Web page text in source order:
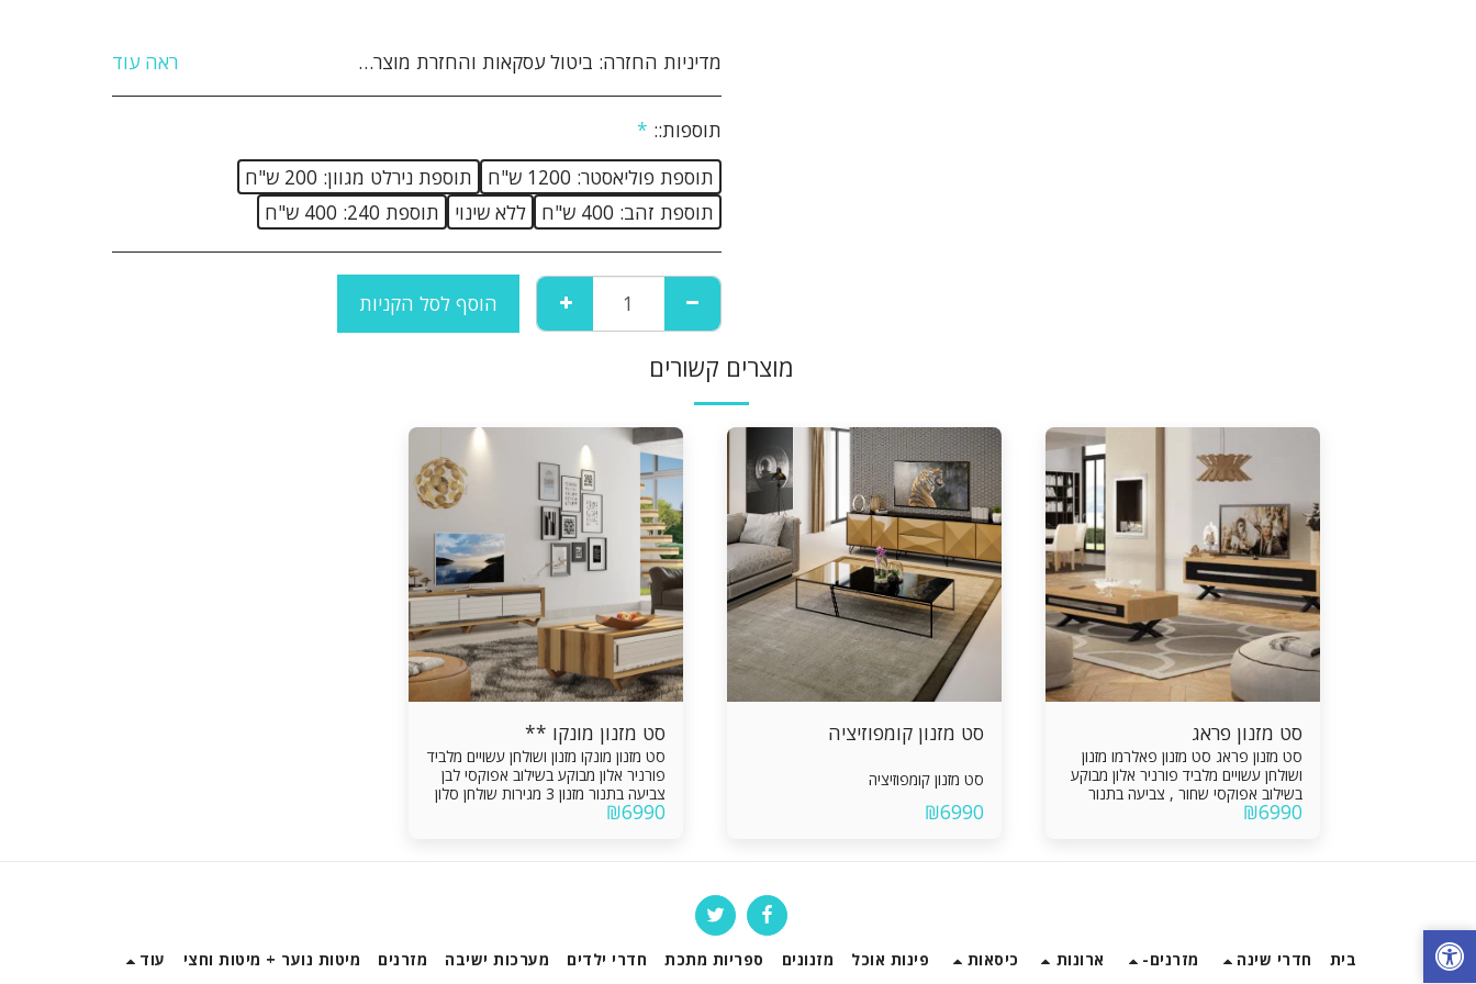
מדיניות החזרה: ביטול עסקאות והחזרת מוצרים: הנהלת האתר עושה מאמצים רבים על מנת להבטיח את מכירתם ואספקתם של המוצרים המוצעים באתר לשביעות רצונו של הלקוח. אם לא תהיה מרוצה מן המוצר מן המוצר שרכשת תוכל לבטל את הרכישה ולהחזיר את המוצר ולקבל זיכוי כספי במחיר ששולם עבורו והוא על פי התנאים שלהלן: 1. ביטול העסקה יבוצע בתוך 14 יום שבו הלקוח קיבל את המוצר. 2. ביטול העסקה יעשה באמצעות הודעה בכתב אל הנהלת האתר באמצעות דואר רשום, פקסימיליה או דואר אלקטרוני ואשר אושרו על ידי הנהלת האתר. 3 המוצר יוחזר באריזתו המקורית, כשעדיין לא נעשה בו שימוש כלשהו וכשהוא שלם וללא פגיעה ו/או נזק ו/או פגם מכל סוג שהוא. 4 לקוח יחויב בדמי ביטול עסקה על סך 5% מערך המוצר כולל מע&quot;מ או 100 ₪ לפי הנמוך מבניהם. 5. אם המוצר סופק כבר ללקוח, חובת החזרת המוצר חלה על הלקוח והלקוח יחויב בדמי הובלה בהתאם, בנוסף לדמי הביטול הנ&quot;ל. 6. לא ניתן להחזיר מוצר שהותקן ו/או שהורכב בבית הלקוח. 7. לא ניתן להחזיר מוצר לאחר השימוש בו. 8. לא ניתן להחזיר מוצר שיוצר בהזמנה אישית בהתאם להזמנת הלקוח. 9. ביטול עסקה לפני קבלת המוצר יתבצע עד 24 שעות מסגירת העסקה ובתנאי שלא תואמה אספקה ללקוח . 10.ביטול עסקה לפני קבלת מוצר – יחויב הלקוח ב 25% דמי ביטול . ראה עוד
תוספות:: *
תוספת פוליאסטר: 1200 ש"ח
תוספת נירלט מגוון: 200 ש"ח
תוספת זהב: 400 ש"ח
ללא שינוי תוספת 240: 400 ש"ח
הוסף לסל הקניות
מוצרים קשורים
סט מזנון פראג
סט מזנון פראג סט מזנון פאלרמו מזנון
ושולחן עשויים מלביד פורניר אלון מבוקע
בשילוב אפוקסי שחור , צביעה בתנור
מגירות וקלפה שולחן סלון עם מגירה
₪6990
סט מזנון קומפוזיציה
סט מזנון קומפוזיציה
₪6990
סט מזנון מונקו **
סט מזנון מונקו מזנון ושולחן עשויים מלביד
פורניר אלון מבוקע בשילוב אפוקסי לבן
צביעה בתנור מזנון 3 מגירות שולחן סלון
עם מגירה מגירות עשויות מסנדוויץ
₪6990
בית חדרי שינה מזרנים- ארונות כיסאות פינות אוכל מזנונים ספריות מתכת חדרי ילדים מערכות ישיבה מזרנים מיטות נוער + מיטות וחצי עוד